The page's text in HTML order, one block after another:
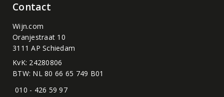
Contact
Wijn.com
Oranjestraat 10
3111 AP Schiedam
KvK: 24280806
BTW: NL 80 66 65 749 B01
010 - 426 59 97